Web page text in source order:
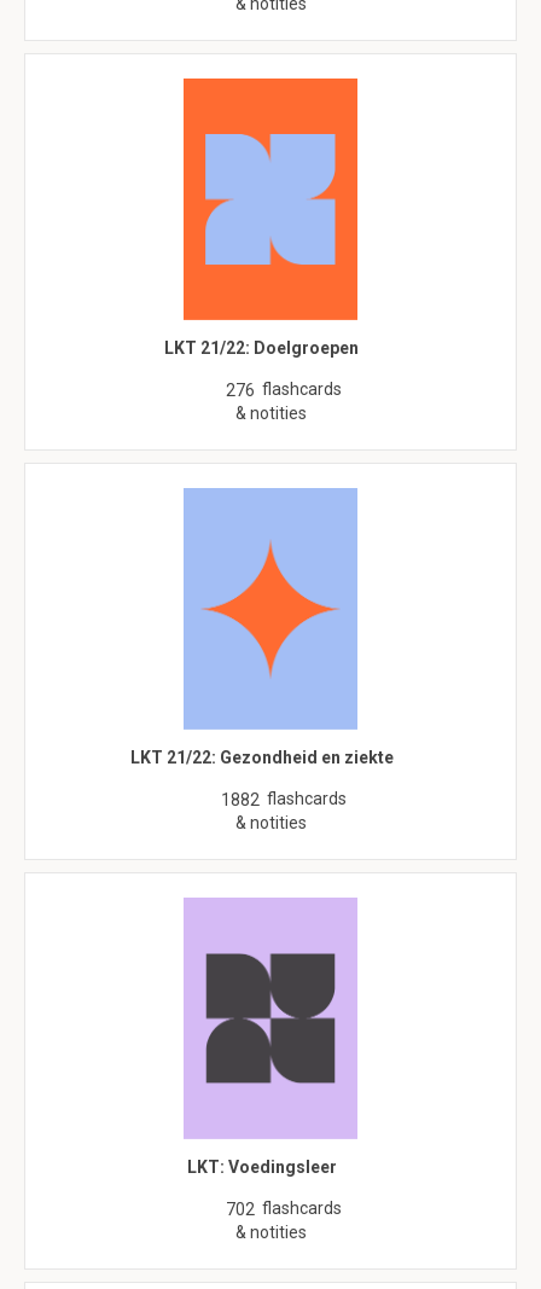
LKT 21/22: Doelgroepen
276 flashcards
& notities
LKT 21/22: Gezondheid en ziekte
1882 flashcards
& notities
LKT: Voedingsleer
702 flashcards
& notities